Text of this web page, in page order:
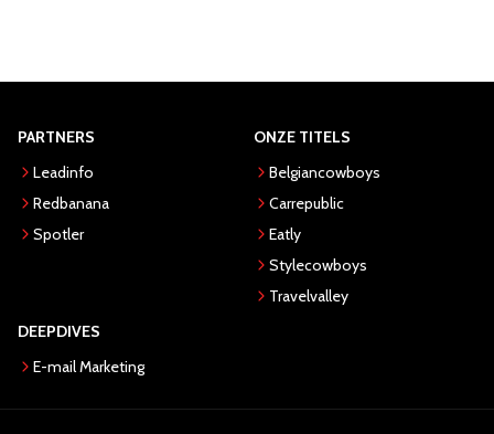
PARTNERS
Leadinfo
Redbanana
Spotler
ONZE TITELS
Belgiancowboys
Carrepublic
Eatly
Stylecowboys
Travelvalley
DEEPDIVES
E-mail Marketing